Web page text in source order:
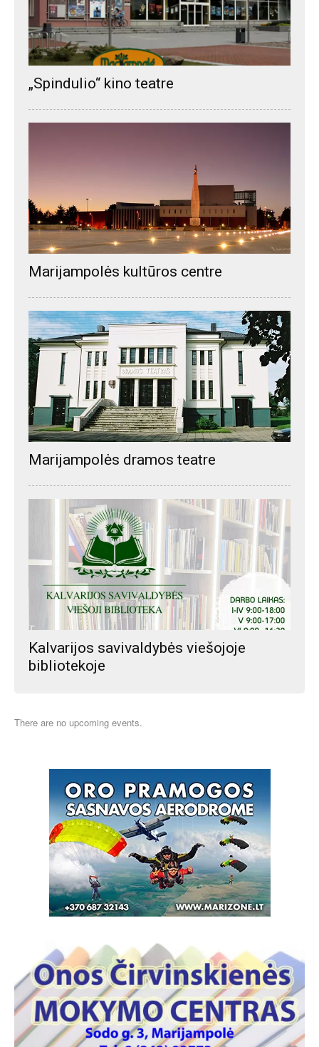
„Spindulio“ kino teatre
Marijampolės kultūros centre
Marijampolės dramos teatre
Kalvarijos savivaldybės viešojoje
bibliotekoje
There are no upcoming events.